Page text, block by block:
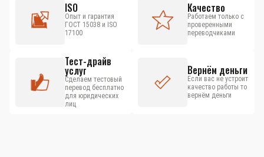
ISO
Опыт и гарантия
ГОСТ 15038 и ISO
17100
Качество
Работаем только с
проверенными
переводчиками
Тест-драйв
услуг
Сделаем тестовый
перевод бесплатно
для юридических
лиц
Вернём деньги
Если вас не устроит
качество работы то
вернём деньги